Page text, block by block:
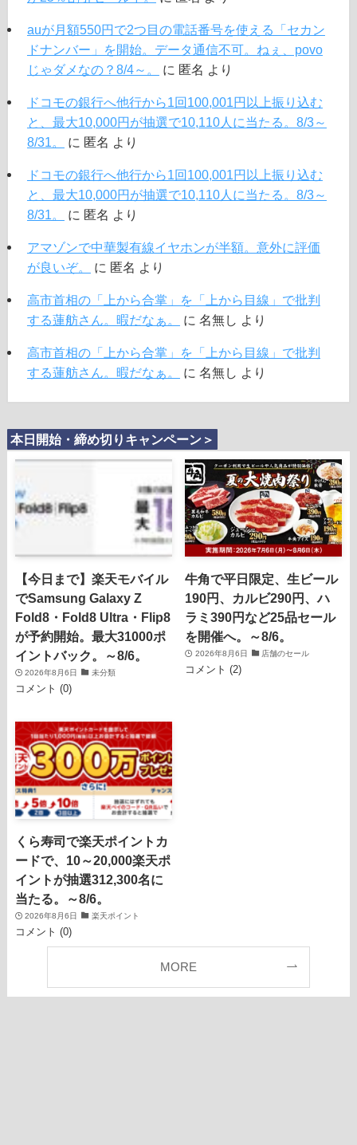
auが月額550円で2つ目の電話番号を使える「セカン
ドナンバー」を開始。データ通信不可。ねぇ、povo
じゃダメなの？8/4～。
に 匿名 より
ドコモの銀行へ他行から1回100,001円以上振り込む
と、最大10,000円が抽選で10,110人に当たる。8/3～
8/31。
に 匿名 より
ドコモの銀行へ他行から1回100,001円以上振り込む
と、最大10,000円が抽選で10,110人に当たる。8/3～
8/31。
に 匿名 より
アマゾンで中華製有線イヤホンが半額。意外に評価
が良いぞ。
に 匿名 より
高市首相の「上から合掌」を「上から目線」で批判
する蓮舫さん。暇だなぁ。
に 名無し より
高市首相の「上から合掌」を「上から目線」で批判
する蓮舫さん。暇だなぁ。
に 名無し より
本日開始・締め切りキャンペーン＞
【今日まで】楽天モバイル
でSamsung Galaxy Z
Fold8・Fold8 Ultra・Flip8
が予約開始。最大31000ポ
イントバック。～8/6。
2026年8月6日 未分類
コメント (0)
牛角で平日限定、生ビール
190円、カルビ290円、ハ
ラミ390円など25品セール
を開催へ。～8/6。
2026年8月6日 店舗のセール
コメント (2)
くら寿司で楽天ポイントカ
ードで、10～20,000楽天ポ
イントが抽選312,300名に
当たる。～8/6。
2026年8月6日 楽天ポイント
コメント (0)
MORE